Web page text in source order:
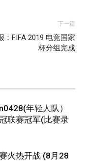
下一篇
：FIFA 2019 电竞国家
杯分组完成
年轻人队）
联赛冠军(比赛录
火热开战 (8月28